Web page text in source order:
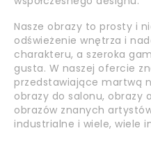
Nasze obrazy to prosty i
odświeżenie wnętrza i
charakteru, a szeroka
gusta. W naszej ofercie
przedstawiające martwą
obrazy do salonu, obrazy
obrazów znanych
industrialne i wiele, wiele